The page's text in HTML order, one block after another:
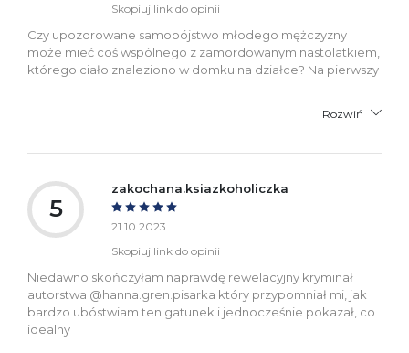
Skopiuj link do opinii
Czy upozorowane samobójstwo młodego mężczyzny
może mieć coś wspólnego z zamordowanym nastolatkiem,
którego ciało znaleziono w domku na działce? Na pierwszy
Rozwiń
5
zakochana.ksiazkoholiczka
21.10.2023
Skopiuj link do opinii
Niedawno skończyłam naprawdę rewelacyjny kryminał
autorstwa @hanna.gren.pisarka który przypomniał mi, jak
bardzo ubóstwiam ten gatunek i jednocześnie pokazał, co
idealny